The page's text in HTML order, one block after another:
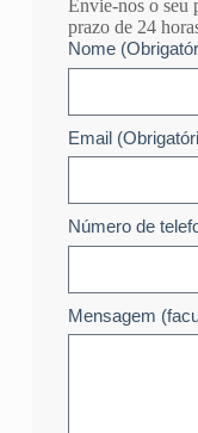
Envie-nos o seu
prazo de 24
Nome
Email
Número de
Mensagem